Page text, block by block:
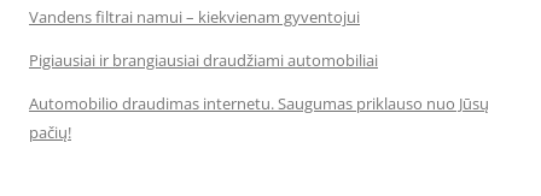
Vandens filtrai namui – kiekvienam gyventojui
Pigiausiai ir brangiausiai draudžiami automobiliai
Automobilio draudimas internetu. Saugumas priklauso nuo Jūsų
pačių!